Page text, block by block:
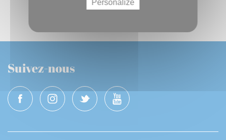
Suivez-nous
Personalize